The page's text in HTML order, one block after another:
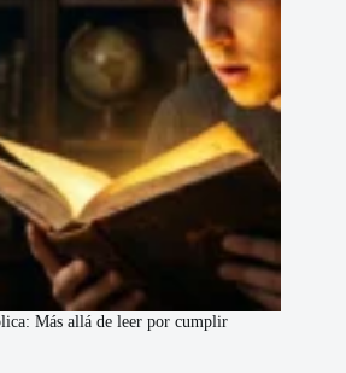
Más allá de leer por cumplir